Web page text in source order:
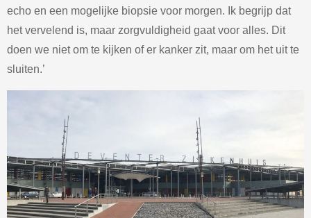
echo en een mogelijke biopsie voor morgen. Ik begrijp dat
het vervelend is, maar zorgvuldigheid gaat voor alles. Dit
doen we niet om te kijken of er kanker zit, maar om het uit te
sluiten.’